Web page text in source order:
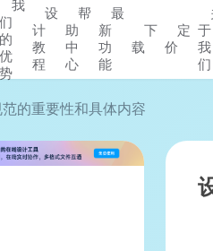
我
们
的
优
势
设
计
教
程
帮
助
中
心
最
新
功
能
下
载
定
价
于
我
们
的重要性和具体内容